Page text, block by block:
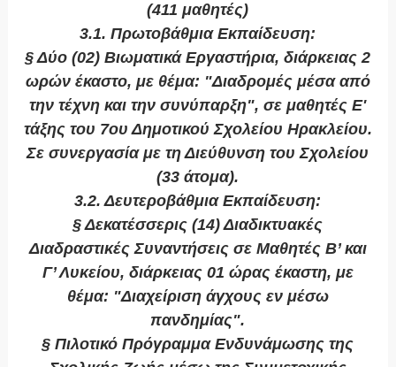
(411 μαθητές)
3.1. Πρωτοβάθμια Εκπαίδευση:
§ Δύο (02) Βιωματικά Εργαστήρια, διάρκειας 2
ωρών έκαστο, με θέμα: "Διαδρομές μέσα από
την τέχνη και την συνύπαρξη", σε μαθητές Ε'
τάξης του 7ου Δημοτικού Σχολείου Ηρακλείου.
Σε συνεργασία με τη Διεύθυνση του Σχολείου
(33 άτομα).
3.2. Δευτεροβάθμια Εκπαίδευση:
§ Δεκατέσσερις (14) Διαδικτυακές
Διαδραστικές Συναντήσεις σε Μαθητές Β’ και
Γ’ Λυκείου, διάρκειας 01 ώρας έκαστη, με
θέμα: "Διαχείριση άγχους εν μέσω
πανδημίας".
§ Πιλοτικό Πρόγραμμα Ενδυνάμωσης της